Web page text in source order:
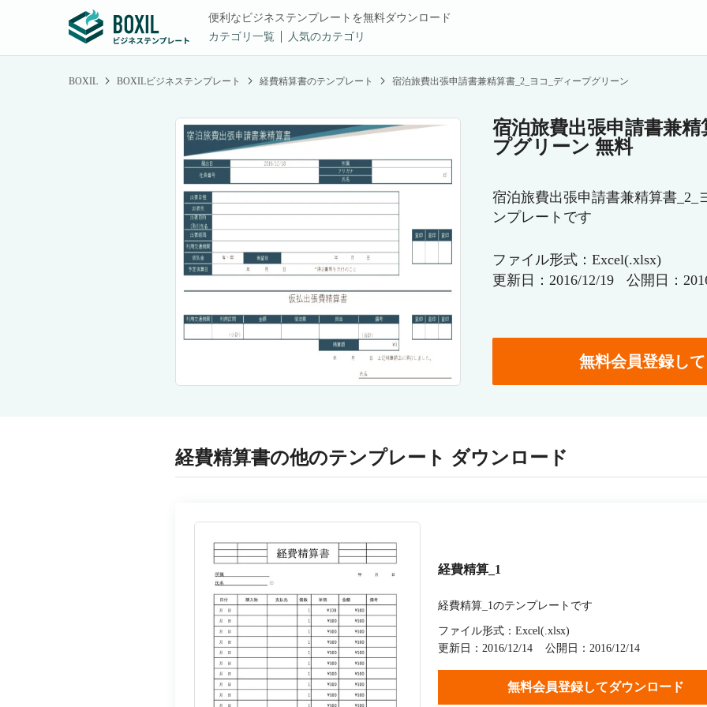
便利なビジネステンプレートを無料ダウンロード
カテゴリ一覧
人気のカテゴリ
BOXIL BOXILビジネステンプレート 経費精算書のテンプレート 宿泊旅費出張申請書兼精算書_2_ヨコ_ディープグリーン
宿泊旅費出張申請書兼
プグリーン 無料
宿泊旅費出張申請書兼精算書_2_
ンプレートです
ファイル形式：Excel(.xlsx)
更新日：2016/12/19
公開日：
無料会員登録し
経費精算書の他のテンプレート ダウンロード
経費精算_1
経費精算_1のテンプレートです
ファイル形式：Excel(.xlsx)
更新日：2016/12/14
公開日：2016/12/14
無料会員登録してダウンロード